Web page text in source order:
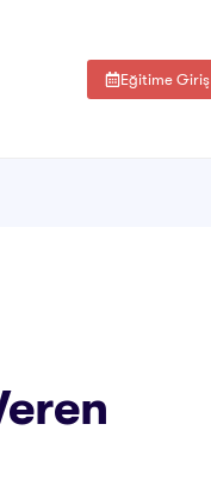
Eğitime Giriş